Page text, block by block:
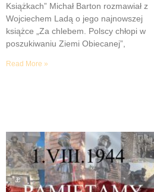
Książkach” Michał Barton rozmawiał z
Wojciechem Ladą o jego najnowszej
książce „Za chlebem. Polscy chłopi w
poszukiwaniu Ziemi Obiecanej”,
Read More »